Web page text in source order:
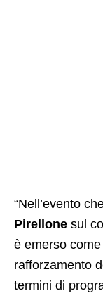
“Nell’evento
Pirellone sul
è emerso
rafforzamento
termini di